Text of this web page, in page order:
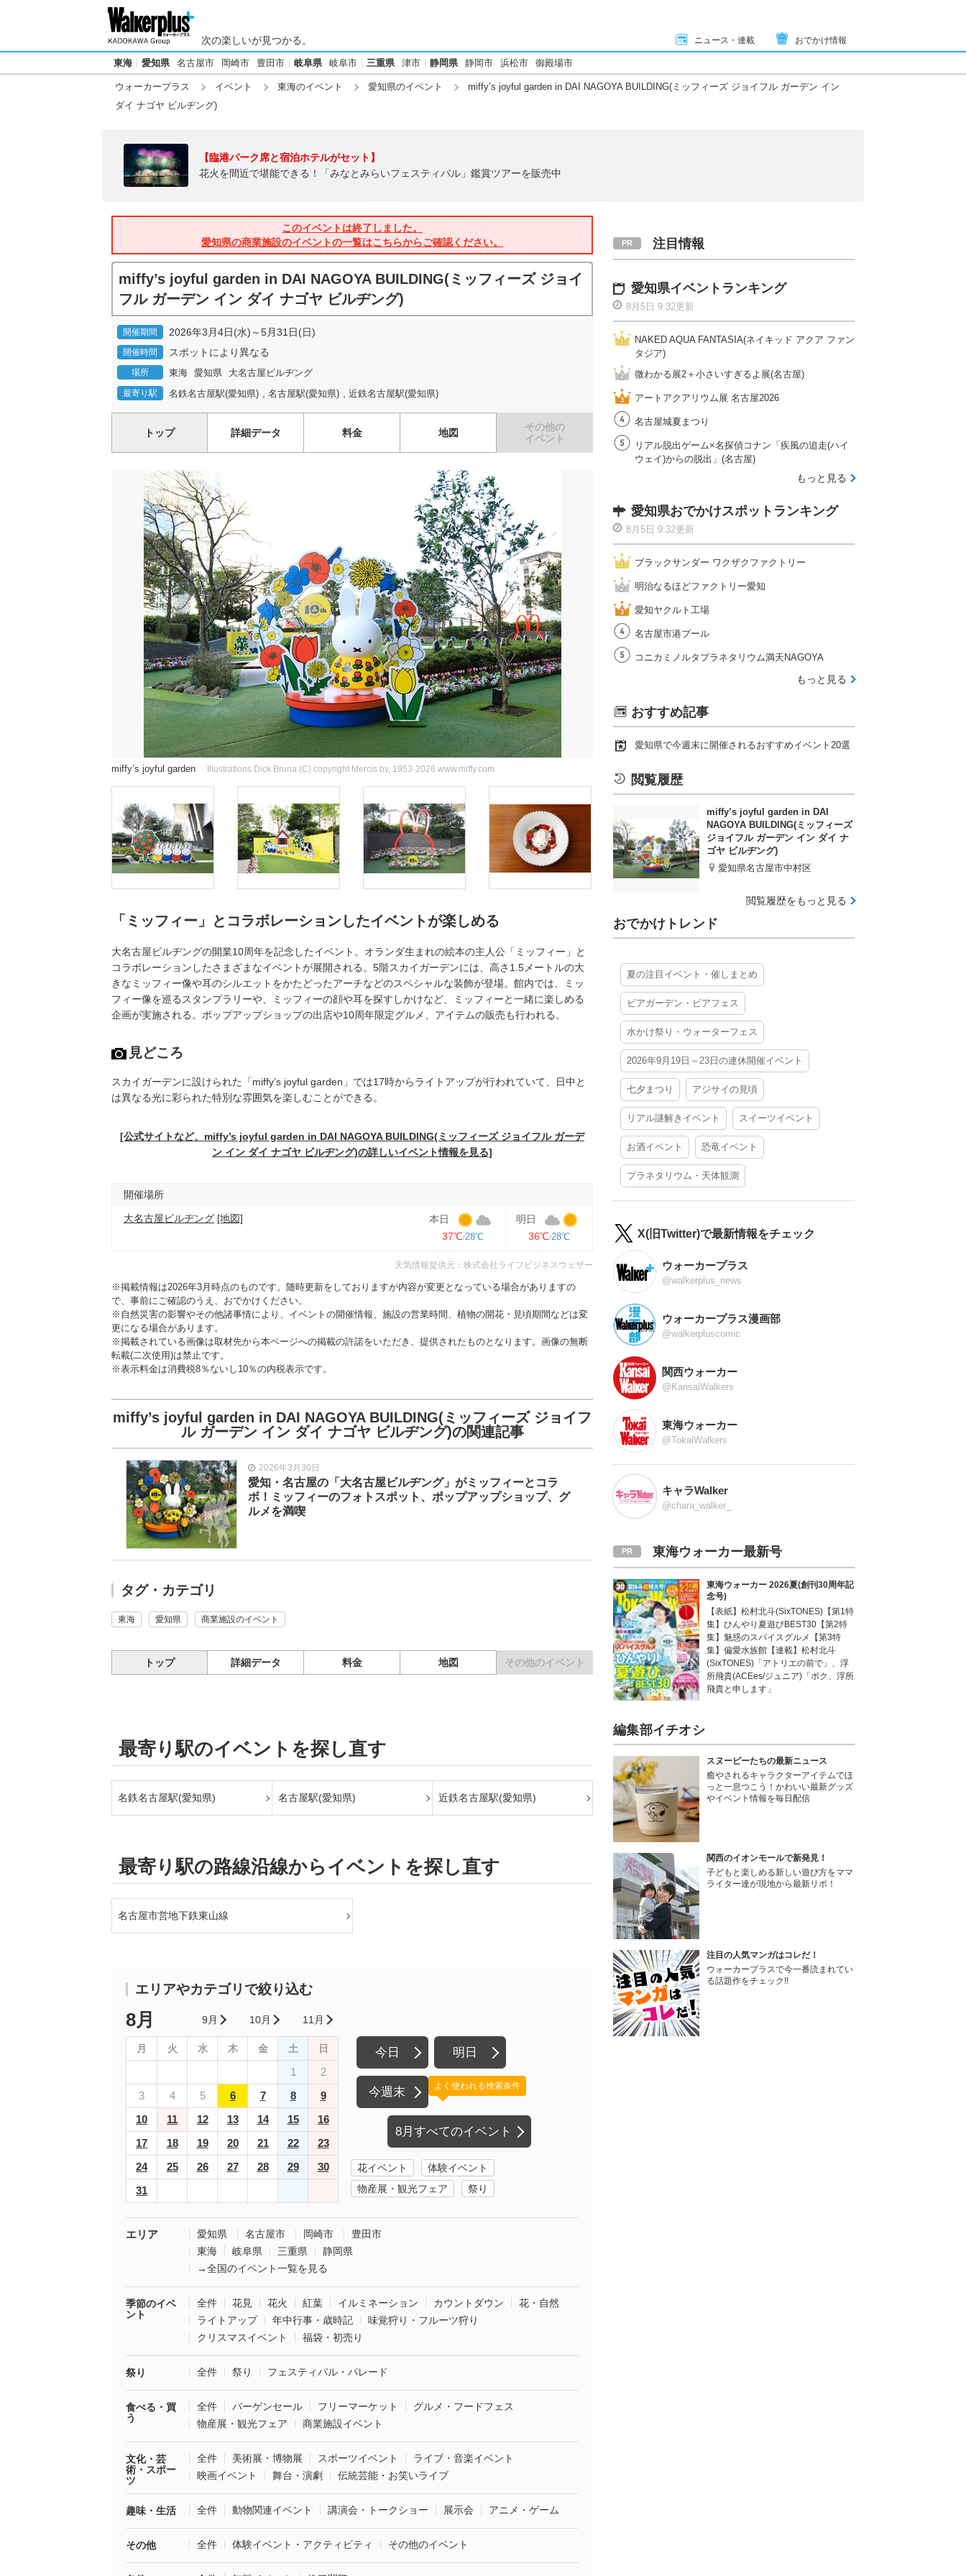
次の楽しいが見つかる。 ニュース・連載 おでかけ情報
東海 愛知県 名古屋市 岡崎市 豊田市 岐阜県 岐阜市 三重県 津市 静岡県 静岡市 浜松市 御殿場市
ウォーカープラス イベント 東海のイベント 愛知県のイベント
miffy’s joyful garden in DAI NAGOYA BUILDING(ミッフィーズ ジョイフル ガーデン イン
ダイ ナゴヤ ビルヂング)
【臨港パーク席と宿泊ホテルがセット】
花火を間近で堪能できる！「みなとみらいフェスティバル」鑑賞ツアーを販売中
このイベントは終了しました。
愛知県の商業施設のイベントの一覧はこちらからご確認ください。
miffy’s joyful garden in DAI NAGOYA BUILDING(ミッフィーズ ジョイ
フル ガーデン イン ダイ ナゴヤ ビルヂング)
開催期間 2026年3月4日(水)～5月31日(日)
開催時間 スポットにより異なる
場所 東海 愛知県 大名古屋ビルヂング
最寄り駅 名鉄名古屋駅(愛知県) 名古屋駅(愛知県) 近鉄名古屋駅(愛知県)
トップ 詳細データ 料金 地図
その他の
イベント
miffy’s joyful garden Illustrations Dick Bruna (C) copyright Mercis bv, 1953-2026 www.miffy.com
「ミッフィー」とコラボレーションしたイベントが楽しめる
大名古屋ビルヂングの開業10周年を記念したイベント。オランダ生まれの絵本の主人公「ミッフィー」と
コラボレーションしたさまざまなイベントが展開される。5階スカイガーデンには、高さ1.5メートルの大
きなミッフィー像や耳のシルエットをかたどったアーチなどのスペシャルな装飾が登場。館内では、ミッ
フィー像を巡るスタンプラリーや、ミッフィーの顔や耳を探すしかけなど、ミッフィーと一緒に楽しめる
企画が実施される。ポップアップショップの出店や10周年限定グルメ、アイテムの販売も行われる。
見どころ
スカイガーデンに設けられた「miffy’s joyful garden」では17時からライトアップが行われていて、日中と
は異なる光に彩られた特別な雰囲気を楽しむことができる。
[公式サイトなど、miffy’s joyful garden in DAI NAGOYA BUILDING(ミッフィーズ ジョイフル ガーデ
ン イン ダイ ナゴヤ ビルヂング)の詳しいイベント情報を見る]
開催場所
大名古屋ビルヂング [地図]
本日
37℃ 28℃
明日
36℃ 28℃
天気情報提供元：株式会社ライフビジネスウェザー
※掲載情報は2026年3月時点のものです。随時更新をしておりますが内容が変更となっている場合がありますの
で、事前にご確認のうえ、おでかけください。
※自然災害の影響やその他諸事情により、イベントの開催情報、施設の営業時間、植物の開花・見頃期間などは変
更になる場合があります。
※掲載されている画像は取材先から本ページへの掲載の許諾をいただき、提供されたものとなります。画像の無断
転載(二次使用)は禁止です。
※表示料金は消費税8％ないし10％の内税表示です。
miffy’s joyful garden in DAI NAGOYA BUILDING(ミッフィーズ ジョイフ
ル ガーデン イン ダイ ナゴヤ ビルヂング)の関連記事
2026年3月30日
愛知・名古屋の「大名古屋ビルヂング」がミッフィーとコラ
ボ！ミッフィーのフォトスポット、ポップアップショップ、グ
ルメを満喫
タグ・カテゴリ
東海 愛知県 商業施設のイベント
トップ 詳細データ 料金 地図 その他のイベント
最寄り駅のイベントを探し直す
名鉄名古屋駅(愛知県) 名古屋駅(愛知県) 近鉄名古屋駅(愛知県)
最寄り駅の路線沿線からイベントを探し直す
名古屋市営地下鉄東山線
エリアやカテゴリで絞り込む
8月 9月 10月 11月
月 火 水 木 金 土 日
1
2
3
4 5 6 7 8
9
10
11 12 13 14 15
16
17
18 19 20 21 22
23
24
25 26 27 28 29
30
31
今日 明日
今週末
8月すべてのイベント
よく使われる検索条件
花イベント
体験イベント
物産展・観光フェア
祭り
エリア 愛知県 名古屋市 岡崎市
豊田市
東海
岐阜県 三重県
静岡県
→全国のイベント一覧を見る
季節のイベ
ント
全件 花見 花火 紅葉 イルミネーション カウントダウン
花・自然
ライトアップ
年中行事・歳時記
味覚狩り・フルーツ狩り
クリスマスイベント
福袋・初売り
祭り 全件 祭り フェスティバル・パレード
食べる・買
う
全件 バーゲンセール フリーマーケット
グルメ・フードフェス
物産展・観光フェア
商業施設イベント
文化・芸
術・スポー
ツ
全件 美術展・博物展 スポーツイベント
ライブ・音楽イベント
映画イベント
舞台・演劇 伝統芸能・お笑いライブ
趣味・生活 全件 動物関連イベント 講演会・トークショー 展示会 アニメ・ゲーム
その他 全件 体験イベント・アクティビティ その他のイベント
注目情報
愛知県イベントランキング
8月5日 9:32更新
NAKED AQUA FANTASIA(ネイキッド アクア ファン
タジア)
微わかる展2＋小さいすぎるよ展(名古屋)
アートアクアリウム展 名古屋2026
名古屋城夏まつり
リアル脱出ゲーム×名探偵コナン「疾風の追走(ハイ
ウェイ)からの脱出」(名古屋)
もっと見る
愛知県おでかけスポットランキング
8月5日 9:32更新
ブラックサンダー ワクザクファクトリー
明治なるほどファクトリー愛知
愛知ヤクルト工場
名古屋市港プール
コニカミノルタプラネタリウム満天NAGOYA
もっと見る
おすすめ記事
愛知県で今週末に開催されるおすすめイベント20選
閲覧履歴
miffy’s joyful garden in DAI
NAGOYA BUILDING(ミッフィーズ
ジョイフル ガーデン イン ダイ ナ
ゴヤ ビルヂング)
愛知県名古屋市中村区
閲覧履歴をもっと見る
おでかけトレンド
夏の注目イベント・催しまとめ
ビアガーデン・ビアフェス
水かけ祭り・ウォーターフェス
2026年9月19日～23日の連休開催イベント
七夕まつり アジサイの見頃
リアル謎解きイベント スイーツイベント
お酒イベント 恐竜イベント
プラネタリウム・天体観測
X(旧Twitter)で最新情報をチェック
ウォーカープラス
@walkerplus_news
ウォーカープラス漫画部
@walkerpluscomic
関西ウォーカー
@KansaiWalkers
東海ウォーカー
@TokaiWalkers
キャラWalker
@chara_walker_
東海ウォーカー最新号
東海ウォーカー 2026夏(創刊30周年記
念号)
【表紙】松村北斗(SixTONES)【第1特
集】ひんやり夏遊びBEST30【第2特
集】魅惑のスパイスグルメ【第3特
集】偏愛水族館【連載】松村北斗
(SixTONES)「アトリエの前で」、浮
所飛貴(ACEes/ジュニア)「ボク、浮所
飛貴と申します」
編集部イチオシ
スヌーピーたちの最新ニュース
癒やされるキャラクターアイテムでほ
っと一息つこう！かわいい最新グッズ
やイベント情報を毎日配信
関西のイオンモールで新発見！
子どもと楽しめる新しい遊び方をママ
ライター達が現地から最新リポ！
注目の人気マンガはコレだ！
ウォーカープラスで今一番読まれてい
る話題作をチェック!!